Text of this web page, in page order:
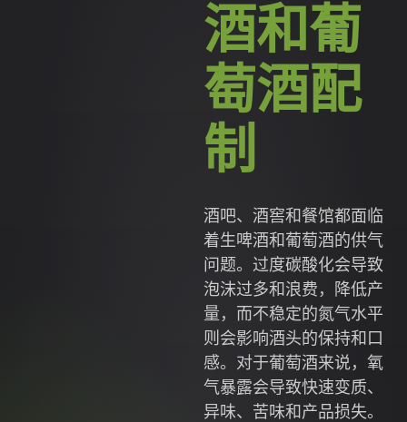
酒和葡
萄酒配
制
酒吧、酒窖和餐馆都面临
着生啤酒和葡萄酒的供气
问题。过度碳酸化会导致
泡沫过多和浪费，降低产
量，而不稳定的氮气水平
则会影响酒头的保持和口
感。对于葡萄酒来说，氧
气暴露会导致快速变质、
异味、苦味和产品损失。